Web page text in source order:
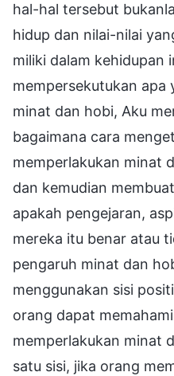
hal-hal tersebut
hidup dan nilai-nilai
miliki dalam kehidupan
mempersekutukan apa
minat dan hobi, Aku
bagaimana cara
memperlakukan minat
dan kemudian
apakah pengejaran,
mereka itu benar atau
pengaruh minat dan
menggunakan sisi
orang dapat
memperlakukan minat
satu sisi, jika orang